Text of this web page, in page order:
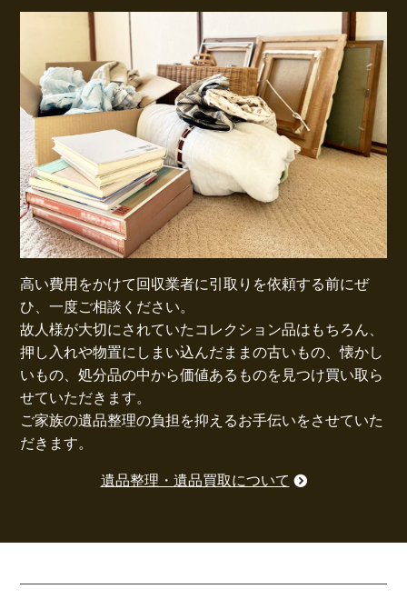
高い費用をかけて回収業者に引取りを依頼する前にぜ
ひ、一度ご相談ください。
故人様が大切にされていたコレクション品はもちろん、
押し入れや物置にしまい込んだままの古いもの、懐かし
いもの、処分品の中から価値あるものを見つけ買い取ら
せていただきます。
ご家族の遺品整理の負担を抑えるお手伝いをさせていた
だきます。
遺品整理・遺品買取について